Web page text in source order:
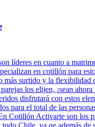
líderes en cuanto a
en cotillón para
más surtido y la flexibilidad
los elijen, ¡sean
disfrutará con estos
para el total de las
Cotillón Activarte son los